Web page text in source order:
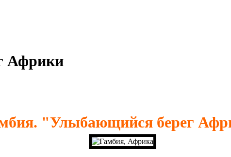
Африки
"Улыбающийся берег